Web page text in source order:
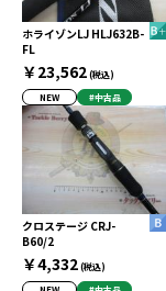
ホライゾンLJ HLJ632B-
FL
￥23,562(税込)
NEW
#中古品
クロステージ CRJ-
B60/2
￥4,332(税込)